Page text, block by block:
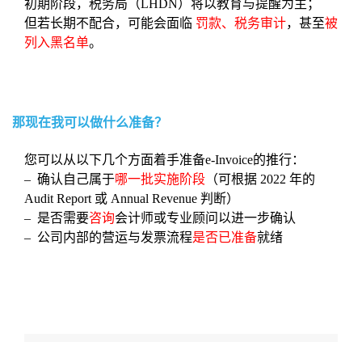
初期阶段，税务局（LHDN）将以教育与提醒为主；
但若长期不配合，可能会面临 罚款、税务审计，甚至被
列入黑名单。
那现在我可以做什么准备？
您可以从以下几个方面着手准备e-Invoice的推行：
– 确认自己属于哪一批实施阶段 （可根据 2022 年的
Audit Report 或 Annual Revenue 判断）
– 是否需要咨询会计师或专业顾问以进一步确认
– 公司内部的营运与发票流程是否已准备就绪